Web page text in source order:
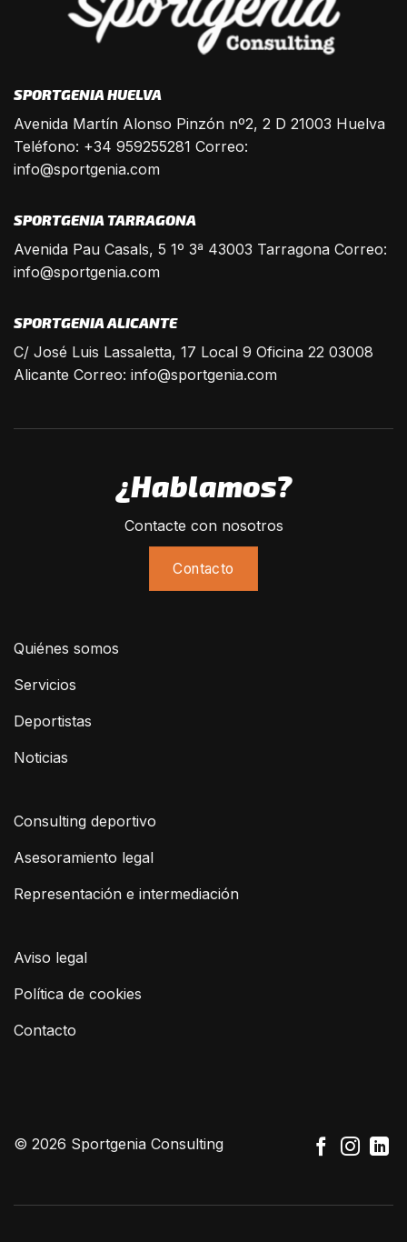
SPORTGENIA HUELVA
Avenida Martín Alonso Pinzón nº2, 2 D 21003 Huelva
Teléfono: +34 959255281 Correo:
info@sportgenia.com
SPORTGENIA TARRAGONA
Avenida Pau Casals, 5 1º 3ª 43003 Tarragona Correo:
info@sportgenia.com
SPORTGENIA ALICANTE
C/ José Luis Lassaletta, 17 Local 9 Oficina 22 03008
Alicante Correo: info@sportgenia.com
¿Hablamos?
Contacte con nosotros
Contacto
Quiénes somos
Servicios
Deportistas
Noticias
Consulting deportivo
Asesoramiento legal
Representación e intermediación
Aviso legal
Política de cookies
Contacto
© 2026 Sportgenia Consulting